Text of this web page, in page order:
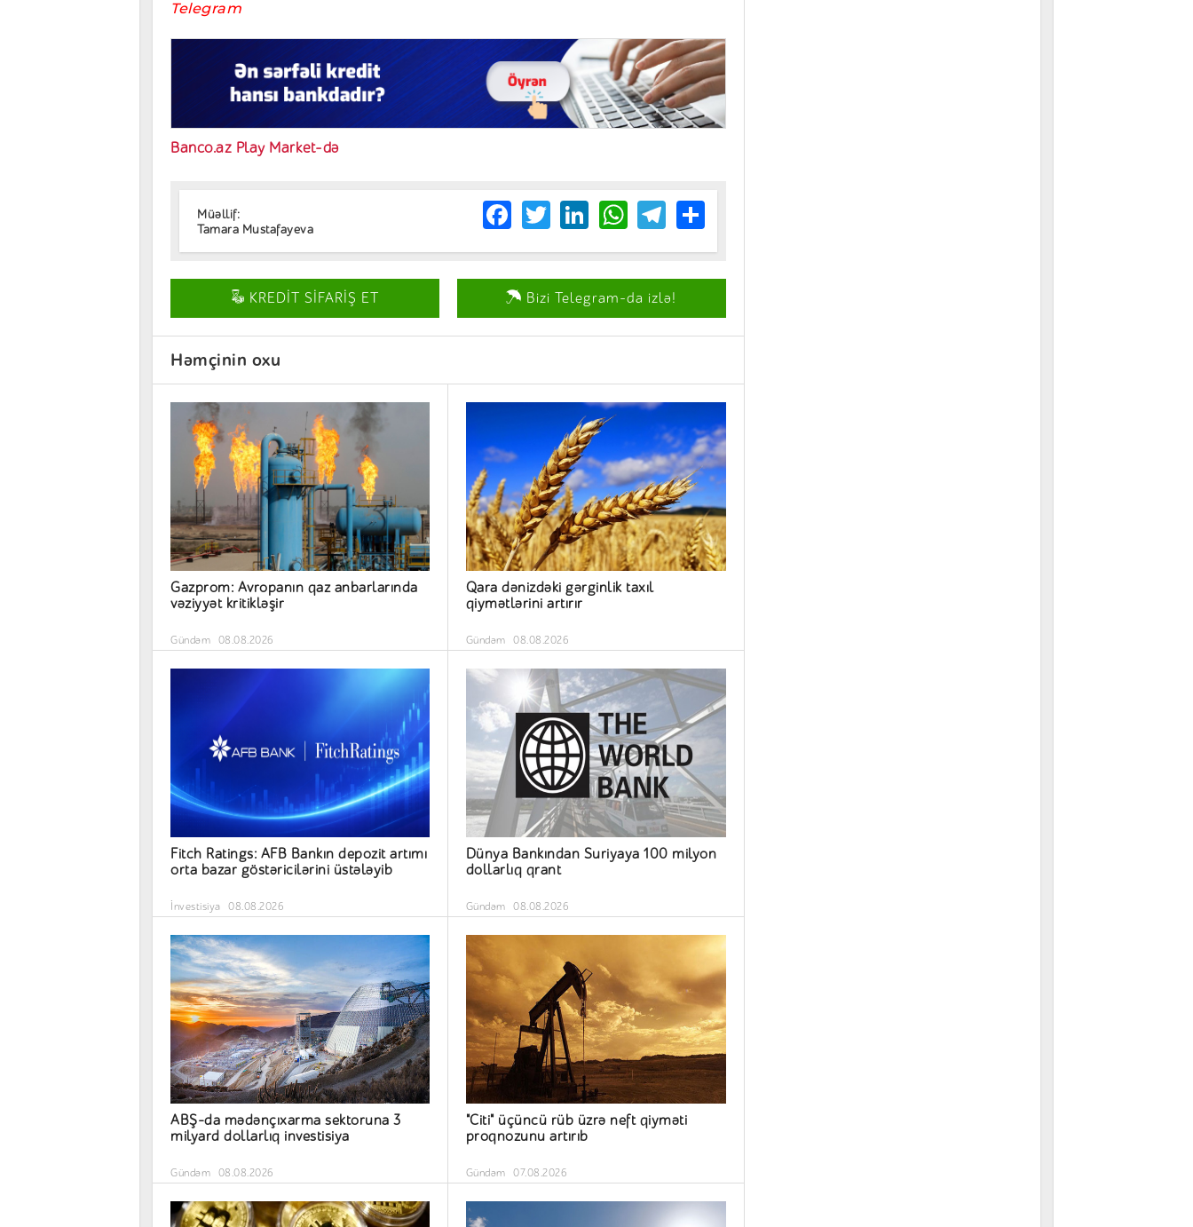
Telegram
Banco.az Play Market-də
Müəllif:
Tamara Mustafayeva
Facebook
TwitterLinkedIn
WhatsApp
Telegram
Share
KREDİT SİFARİŞ ET Bizi Telegram-da izlə!
Həmçinin oxu
Gazprom: Avropanın qaz anbarlarında
vəziyyət kritikləşir
Gündəm 08.08.2026
Qara dənizdəki gərginlik taxıl
qiymətlərini artırır
Gündəm 08.08.2026
Fitch Ratings: AFB Bankın depozit artımı
orta bazar göstəricilərini üstələyib
İnvestisiya 08.08.2026
Dünya Bankından Suriyaya 100 milyon
dollarlıq qrant
Gündəm 08.08.2026
ABŞ-da mədənçıxarma sektoruna 3
milyard dollarlıq investisiya
Gündəm 08.08.2026
"Citi" üçüncü rüb üzrə neft qiyməti
proqnozunu artırıb
Gündəm 07.08.2026